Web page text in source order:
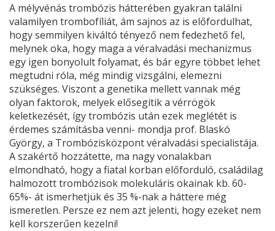
A mélyvénás trombózis hátterében gyakran találni
valamilyen trombofíliát, ám sajnos az is előfordulhat,
hogy semmilyen kiváltó tényező nem fedezhető fel,
melynek oka, hogy maga a véralvadási mechanizmus
egy igen bonyolult folyamat, és bár egyre többet lehet
megtudni róla, még mindig vizsgálni, elemezni
szükséges. Viszont a genetika mellett vannak még
olyan faktorok, melyek elősegítik a vérrögök
keletkezését, így trombózis után ezek meglétét is
érdemes számításba venni- mondja prof. Blaskó
György, a Trombózisközpont véralvadási specialistája.
A szakértő hozzátette, ma nagy vonalakban
elmondható, hogy a fiatal korban előforduló, családilag
halmozott trombózisok molekuláris okainak kb. 60-
65%- át ismerhetjük és 35 %-nak a háttere még
ismeretlen. Persze ez nem azt jelenti, hogy ezeket nem
kell korszerűen kezelni!